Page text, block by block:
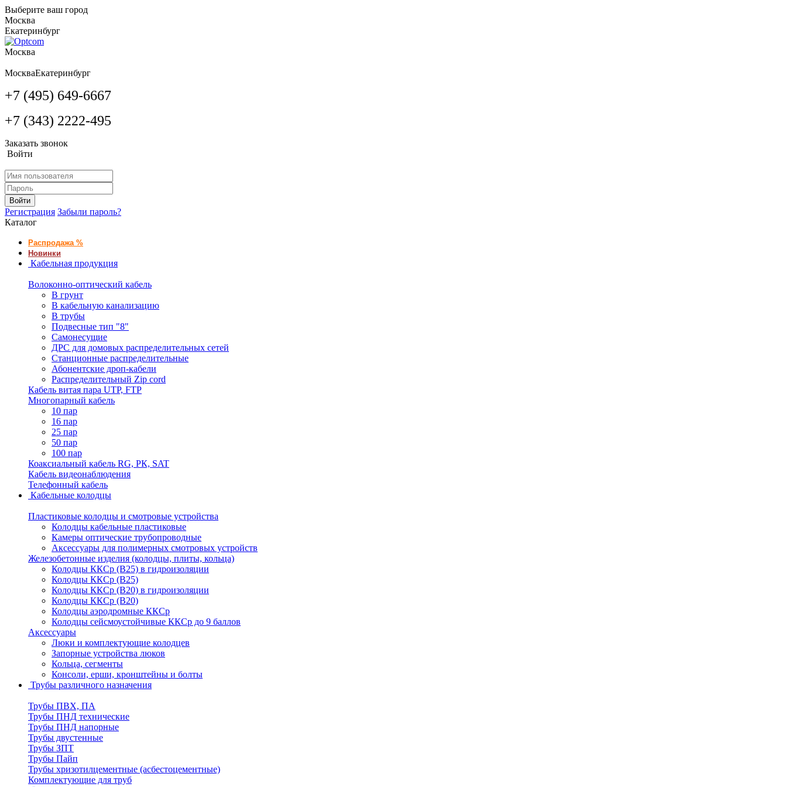
Выберите ваш город
Москва
Екатеринбург
Москва
МоскваЕкатеринбург
+7 (495) 649-6667
+7 (343) 2222-495
Заказать звонок
Войти
Войти
Регистрация Забыли пароль?
Каталог
Распродажа %
Новинки
Кабельная продукция
Волоконно-оптический кабель
В грунт
В кабельную канализацию
В трубы
Подвесные тип "8"
Самонесущие
ДРС для домовых распределительных сетей
Станционные распределительные
Абонентские дроп-кабели
Распределительный Zip cord
Кабель витая пара UTP, FTP
Многопарный кабель
10 пар
16 пар
25 пар
50 пар
100 пар
Коаксиальный кабель RG, РК, SAT
Кабель видеонаблюдения
Телефонный кабель
Кабельные колодцы
Пластиковые колодцы и смотровые устройства
Колодцы кабельные пластиковые
Камеры оптические трубопроводные
Аксессуары для полимерных смотровых устройств
Железобетонные изделия (колодцы, плиты, кольца)
Колодцы ККСр (В25) в гидроизоляции
Колодцы ККСр (В25)
Колодцы ККСр (В20) в гидроизоляции
Колодцы ККСр (В20)
Колодцы аэродромные ККСр
Колодцы сейсмоустойчивые ККСр до 9 баллов
Аксессуары
Люки и комплектующие колодцев
Запорные устройства люков
Кольца, сегменты
Консоли, ерши, кронштейны и болты
Трубы различного назначения
Трубы ПВХ, ПА
Трубы ПНД технические
Трубы ПНД напорные
Трубы двустенные
Трубы ЗПТ
Трубы Пайп
Трубы хризотилцементные (асбестоцементные)
Комплектующие для труб